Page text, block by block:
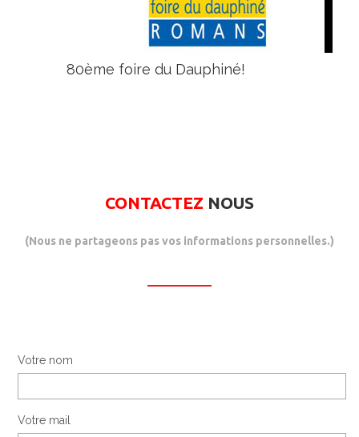
80ème foire du Dauphiné!
CONTACTEZ NOUS
(Nous ne partageons pas vos informations personnelles.)
Votre nom
Votre mail